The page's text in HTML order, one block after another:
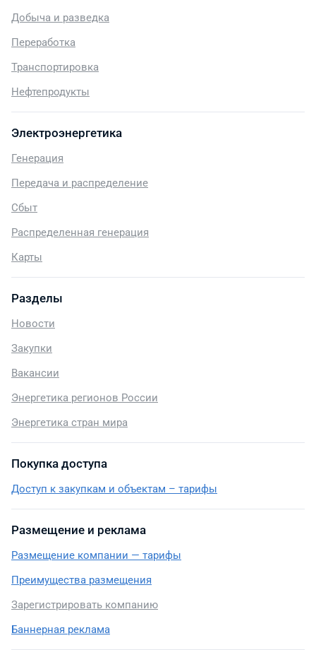
Добыча и разведка
Переработка
Транспортировка
Нефтепродукты
Электроэнергетика
Генерация
Передача и распределение
Сбыт
Распределенная генерация
Карты
Разделы
Новости
Закупки
Вакансии
Энергетика регионов России
Энергетика стран мира
Покупка доступа
Доступ к закупкам и объектам – тарифы
Размещение и реклама
Размещение компании — тарифы
Преимущества размещения
Зарегистрировать компанию
Баннерная реклама